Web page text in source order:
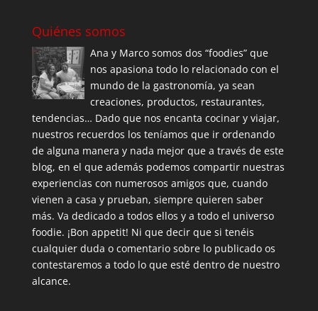
Quiénes somos
Ana y Marco somos dos “foodies” que
nos apasiona todo lo relacionado con el
mundo de la gastronomía, ya sean
creaciones, productos, restaurantes,
tendencias… Dado que nos encanta cocinar y viajar,
nuestros recuerdos los teníamos que ir ordenando
de alguna manera y nada mejor que a través de este
blog, en el que además podemos compartir nuestras
experiencias con numerosos amigos que, cuando
vienen a casa y prueban, siempre quieren saber
más. Va dedicado a todos ellos y a todo el universo
foodie. ¡Bon appetit! Ni que decir que si tenéis
cualquier duda o comentario sobre lo publicado os
contestaremos a todo lo que esté dentro de nuestro
alcance.